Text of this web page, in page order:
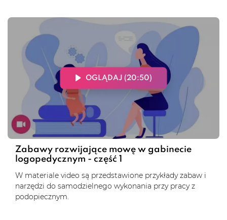
OGLĄDAJ (20:50)
Zabawy rozwijające mowę w gabinecie
logopedycznym - część 1
W materiale video są przedstawione przykłady zabaw i
narzędzi do samodzielnego wykonania przy pracy z
podopiecznym.